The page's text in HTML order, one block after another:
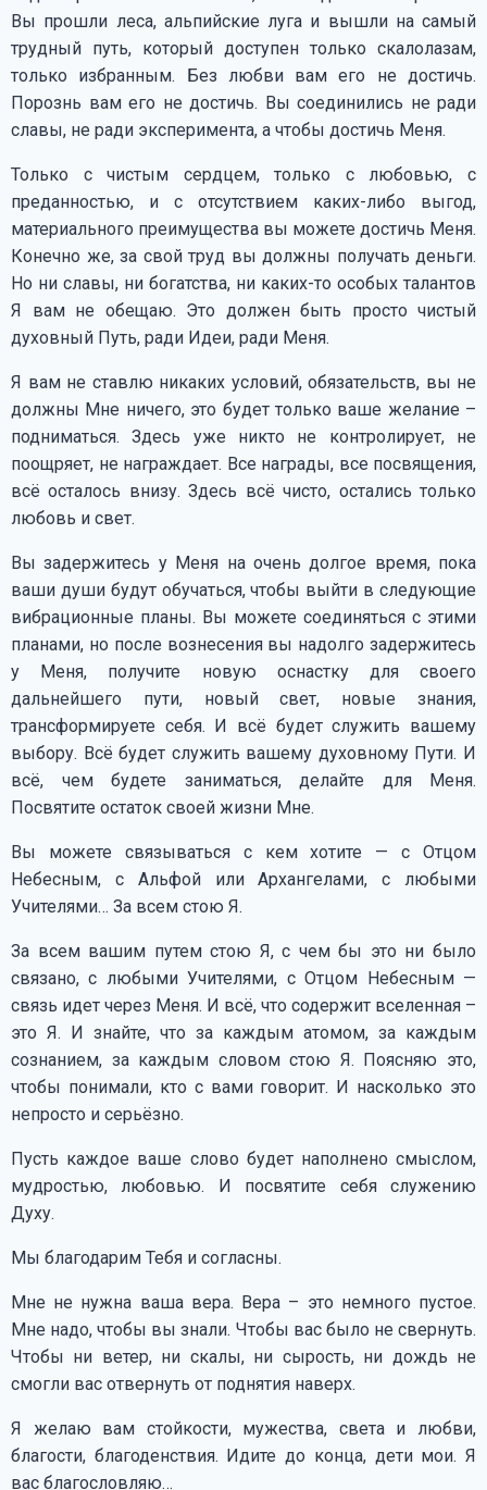
Вы прошли леса, альпийские луга и вышли на самый
трудный путь, который доступен только скалолазам,
только избранным. Без любви вам его не достичь.
Порознь вам его не достичь. Вы соединились не ради
славы, не ради эксперимента, а чтобы достичь Меня.
Только с чистым сердцем, только с любовью, с
преданностью, и с отсутствием каких-либо выгод,
материального преимущества вы можете достичь Меня.
Конечно же, за свой труд вы должны получать деньги.
Но ни славы, ни богатства, ни каких-то особых талантов
Я вам не обещаю. Это должен быть просто чистый
духовный Путь, ради Идеи, ради Меня.
Я вам не ставлю никаких условий, обязательств, вы не
должны Мне ничего, это будет только ваше желание –
подниматься. Здесь уже никто не контролирует, не
поощряет, не награждает. Все награды, все посвящения,
всё осталось внизу. Здесь всё чисто, остались только
любовь и свет.
Вы задержитесь у Меня на очень долгое время, пока
ваши души будут обучаться, чтобы выйти в следующие
вибрационные планы. Вы можете соединяться с этими
планами, но после вознесения вы надолго задержитесь
у Меня, получите новую оснастку для своего
дальнейшего пути, новый свет, новые знания,
трансформируете себя. И всё будет служить вашему
выбору. Всё будет служить вашему духовному Пути. И
всё, чем будете заниматься, делайте для Меня.
Посвятите остаток своей жизни Мне.
Вы можете связываться с кем хотите — с Отцом
Небесным, с Альфой или Архангелами, с любыми
Учителями… За всем стою Я.
За всем вашим путем стою Я, с чем бы это ни было
связано, с любыми Учителями, с Отцом Небесным —
связь идет через Меня. И всё, что содержит вселенная –
это Я. И знайте, что за каждым атомом, за каждым
сознанием, за каждым словом стою Я. Поясняю это,
чтобы понимали, кто с вами говорит. И насколько это
непросто и серьёзно.
Пусть каждое ваше слово будет наполнено смыслом,
мудростью, любовью. И посвятите себя служению
Духу.
Мы благодарим Тебя и согласны.
Мне не нужна ваша вера. Вера – это немного пустое.
Мне надо, чтобы вы знали. Чтобы вас было не свернуть.
Чтобы ни ветер, ни скалы, ни сырость, ни дождь не
смогли вас отвернуть от поднятия наверх.
Я желаю вам стойкости, мужества, света и любви,
благости, благоденствия. Идите до конца, дети мои. Я
вас благословляю…